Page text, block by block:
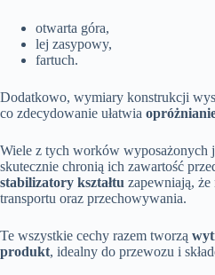
otwarta góra,
lej zasypowy,
fartuch.
Dodatkowo, wymiary konstrukcji
co zdecydowanie ułatwia
Wiele z tych worków wyposażonych
skutecznie chronią ich zawartość
stabilizatory kształtu zapewniają,
transportu oraz przechowywania.
Te wszystkie cechy razem tworzą
produkt, idealny do przewozu i